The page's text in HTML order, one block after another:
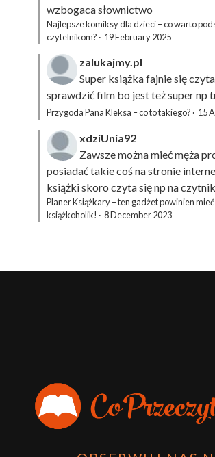
wzbogaca słownictwo
Najlepsze komiksy dla dzieci – co warto
czytelnikom? · 19 February 2025
zalukajmy.pl
Super książka fajnie się
sprawdzić film bo jest też super np
Przygoda Pana Kleksa – co to takiego? · 15
xdziUnia92
Zawsze można mieć męża
posiadać takie coś na stronie
książki skoro czyta się np na
Planer Książkary – ten gadżet powinien
książkoholik! · 8 December 2023